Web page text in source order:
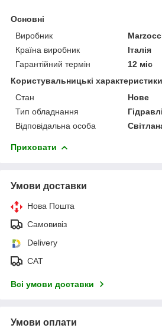
Основні
Виробник
Країна виробник
Італія
Гарантійний термін
12 міс
Користувальницькі характеристики
Стан
Нове
Тип обладнання
Відповідальна особа
Приховати
Умови доставки
Нова Пошта
Самовивіз
Delivery
САТ
Всі умови доставки
Умови оплати